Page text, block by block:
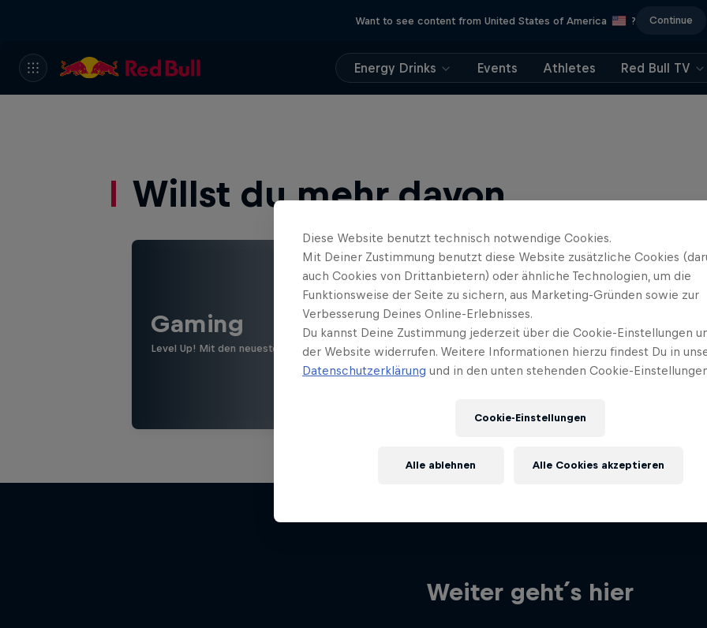
Want to see content from United States of America ? Continue
Energy Drinks Events Athletes Red Bull TV
Willst du mehr davon
Gaming
Level Up! Mit den neuesten Games, Reviews, Filmen und Esport News. Verbessere dein Gaming mit …
Weiter geht´s hier
Diese Website benutzt technisch notwendige Cookies.
Mit Deiner Zustimmung benutzt diese Website zusätzliche Cookies
auch Cookies von Drittanbietern) oder ähnliche Technologien, um die
Funktionsweise der Seite zu sichern, aus Marketing-Gründen sowie zur
Verbesserung Deines Online-Erlebnisses.
Du kannst Deine Zustimmung jederzeit über die Cookie-Einstellungen
der Website widerrufen. Weitere Informationen hierzu findest Du in
Datenschutzerklärung und in den unten stehenden Cookie-
Cookie-Einstellungen
Alle ablehnen Alle Cookies akzeptieren